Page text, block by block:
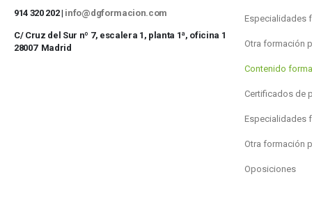
914 320 202 | info@dgformacion.com
C/ Cruz del Sur nº 7, escalera 1, planta 1ª, oficina 1
28007 Madrid
Especialidades
Otra formación
Contenido
Certificados de
Especialidades
Otra formación
Oposiciones